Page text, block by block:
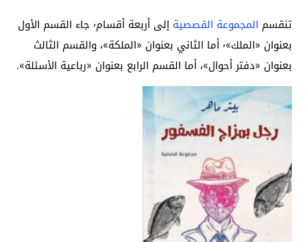
تنقسم المجموعة القصصية
إلى أربعة أقسام٬ جاء القسم الأول
بعنوان «الملك»٬ أما الثاني بعنوان «الملكة»، والقسم الثالث
بعنوان «دفتر أحوال»، أما القسم الرابع بعنوان «رباعية الأسئلة».